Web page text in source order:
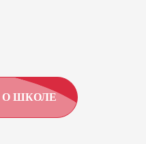
О ШКОЛЕ